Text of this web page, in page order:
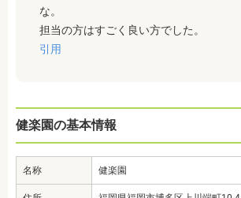
な。
担当の方はすごく良い方でした。
引用
健楽園の基本情報
名称 健楽園